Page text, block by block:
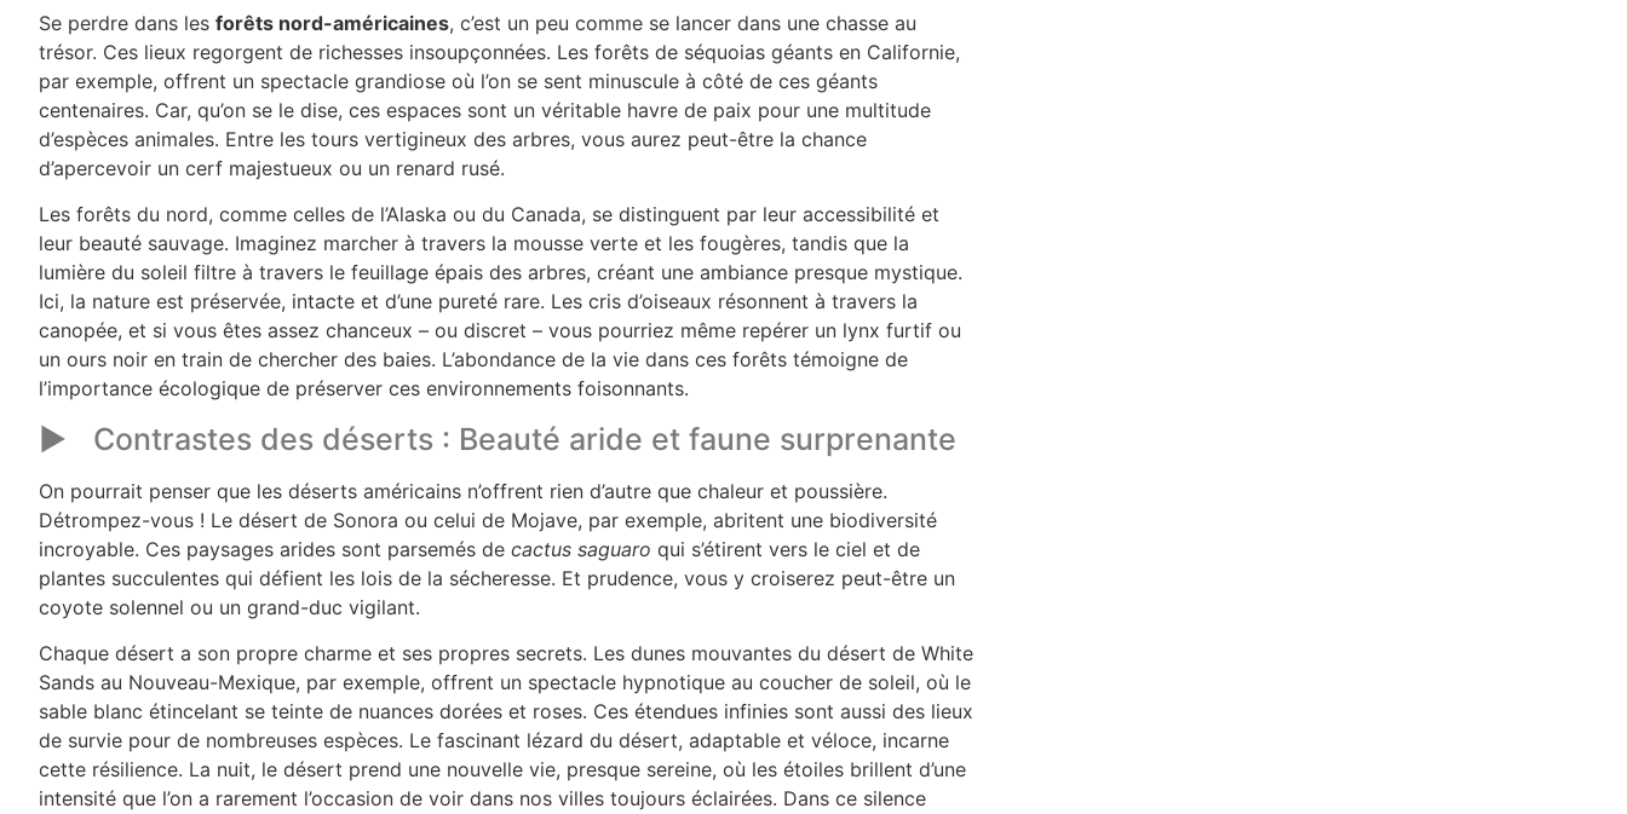
Se perdre dans les forêts nord-américaines, c’est un peu comme se lancer dans une chasse au
trésor. Ces lieux regorgent de richesses insoupçonnées. Les forêts de séquoias géants en Californie,
par exemple, offrent un spectacle grandiose où l’on se sent minuscule à côté de ces géants
centenaires. Car, qu’on se le dise, ces espaces sont un véritable havre de paix pour une multitude
d’espèces animales. Entre les tours vertigineux des arbres, vous aurez peut-être la chance
d’apercevoir un cerf majestueux ou un renard rusé.
Les forêts du nord, comme celles de l’Alaska ou du Canada, se distinguent par leur accessibilité et
leur beauté sauvage. Imaginez marcher à travers la mousse verte et les fougères, tandis que la
lumière du soleil filtre à travers le feuillage épais des arbres, créant une ambiance presque mystique.
Ici, la nature est préservée, intacte et d’une pureté rare. Les cris d’oiseaux résonnent à travers la
canopée, et si vous êtes assez chanceux – ou discret – vous pourriez même repérer un lynx furtif ou
un ours noir en train de chercher des baies. L’abondance de la vie dans ces forêts témoigne de
l’importance écologique de préserver ces environnements foisonnants.
Contrastes des déserts : Beauté aride et faune surprenante
On pourrait penser que les déserts américains n’offrent rien d’autre que chaleur et poussière.
Détrompez-vous ! Le désert de Sonora ou celui de Mojave, par exemple, abritent une biodiversité
incroyable. Ces paysages arides sont parsemés de cactus saguaro qui s’étirent vers le ciel et de
plantes succulentes qui défient les lois de la sécheresse. Et prudence, vous y croiserez peut-être un
coyote solennel ou un grand-duc vigilant.
Chaque désert a son propre charme et ses propres secrets. Les dunes mouvantes du désert de White
Sands au Nouveau-Mexique, par exemple, offrent un spectacle hypnotique au coucher de soleil, où le
sable blanc étincelant se teinte de nuances dorées et roses. Ces étendues infinies sont aussi des lieux
de survie pour de nombreuses espèces. Le fascinant lézard du désert, adaptable et véloce, incarne
cette résilience. La nuit, le désert prend une nouvelle vie, presque sereine, où les étoiles brillent d’une
intensité que l’on a rarement l’occasion de voir dans nos villes toujours éclairées. Dans ce silence